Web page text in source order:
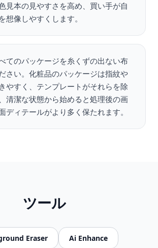
見本の見やすさを高め、買い手が自
想像しやすくします。
てのパッケージを糸くずの出ない布
さい。化粧品のパッケージは指紋や
やすく、テンプレートがそれらを除
清潔な状態から始めると処理後の画
ディテールがより多く保たれます。
ツール
Eraser Ai Enhance